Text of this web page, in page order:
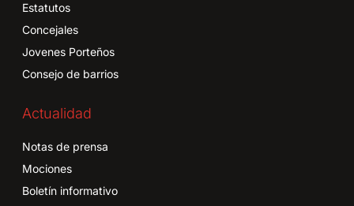
Estatutos
Concejales
Jovenes Porteños
Consejo de barrios
Actualidad
Notas de prensa
Mociones
Boletín informativo